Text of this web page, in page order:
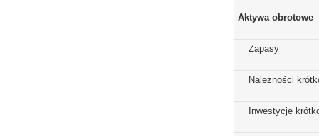
Aktywa obrotowe
Zapasy
Należności
Inwestycje